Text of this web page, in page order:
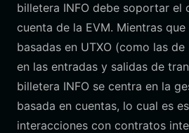
billetera INFO debe soportar el
cuenta de la EVM. Mientras
basadas en UTXO (como las
en las entradas y salidas de
billetera INFO se centra en la
basada en cuentas, lo cual es
interacciones con contratos